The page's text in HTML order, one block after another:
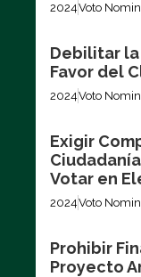
2024Voto
Debilitar
Favor del
2024Voto
Exigir
Votar en
2024Voto
Prohibir
Proyecto